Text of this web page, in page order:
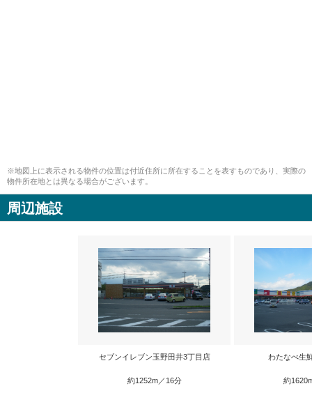
※地図上に表示される物件の位置は付近住所に所在することを表すものであり、実際の
物件所在地とは異なる場合がございます。
周辺施設
セブンイレブン玉野田井3丁目店
約1252m／16分
わたなべ生
約